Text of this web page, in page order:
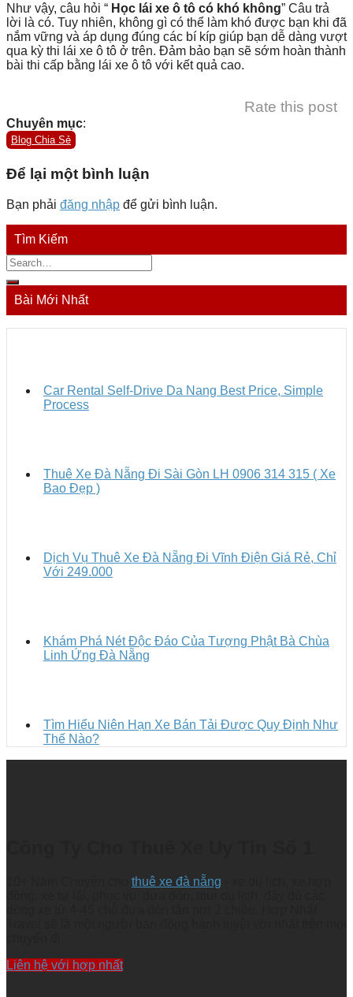
Như vậy, câu hỏi “ Học lái xe ô tô có khó không” Câu trả
lời là có. Tuy nhiên, không gì có thể làm khó được bạn khi đã
nắm vững và áp dụng đúng các bí kíp giúp bạn dễ dàng vượt
qua kỳ thi lái xe ô tô ở trên. Đảm bảo bạn sẽ sớm hoàn thành
bài thi cấp bằng lái xe ô tô với kết quả cao.
Rate this post
Chuyên mục:
Blog Chia Sẻ
Để lại một bình luận
Bạn phải đăng nhập để gửi bình luận.
Tìm Kiếm
Bài Mới Nhất
Car Rental Self-Drive Da Nang Best Price, Simple
Process
Thuê Xe Đà Nẵng Đi Sài Gòn LH 0906 314 315 ( Xe
Bao Đẹp )
Dịch Vụ Thuê Xe Đà Nẵng Đi Vĩnh Điện Giá Rẻ, Chỉ
Với 249.000
Khám Phá Nét Độc Đáo Của Tượng Phật Bà Chùa
Linh Ứng Đà Nẵng
Tìm Hiểu Niên Hạn Xe Bán Tải Được Quy Định Như
Thế Nào?
thuê xe đà nẵng
Liên hệ với hợp nhất